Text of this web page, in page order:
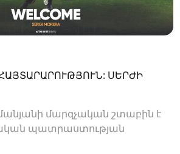
ՍԵՐԺԻ
մարզչական շտաբին է
պատրաստության